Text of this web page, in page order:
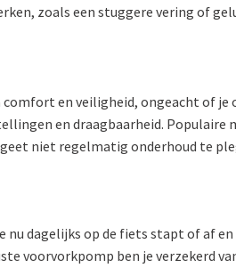
zoals een stuggere vering of
en veiligheid, ongeacht of je
en draagbaarheid. Populaire
niet regelmatig onderhoud te
dagelijks op de fiets stapt of af
voorvorkpomp ben je verzekerd